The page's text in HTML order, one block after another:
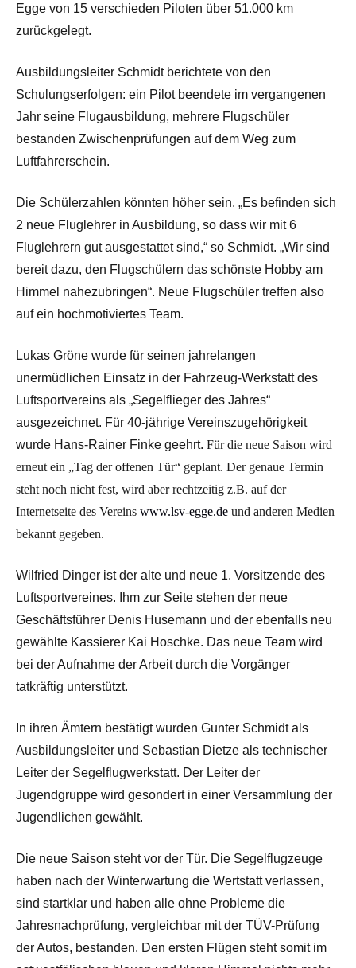
Egge von 15 verschieden Piloten über 51.000 km
zurückgelegt.
Ausbildungsleiter Schmidt berichtete von den
Schulungserfolgen: ein Pilot beendete im vergangenen
Jahr seine Flugausbildung, mehrere Flugschüler
bestanden Zwischenprüfungen auf dem Weg zum
Luftfahrerschein.
Die Schülerzahlen könnten höher sein. „Es befinden sich
2 neue Fluglehrer in Ausbildung, so dass wir mit 6
Fluglehrern gut ausgestattet sind,“ so Schmidt. „Wir sind
bereit dazu, den Flugschülern das schönste Hobby am
Himmel nahezubringen“. Neue Flugschüler treffen also
auf ein hochmotiviertes Team.
Lukas Gröne wurde für seinen jahrelangen
unermüdlichen Einsatz in der Fahrzeug-Werkstatt des
Luftsportvereins als „Segelflieger des Jahres“
ausgezeichnet. Für 40-jährige Vereinszugehörigkeit
wurde Hans-Rainer Finke geehrt. Für die neue Saison wird
erneut ein „Tag der offenen Tür“ geplant. Der genaue Termin
steht noch nicht fest, wird aber rechtzeitig z.B. auf der
Internetseite des Vereins www.lsv-egge.de und anderen Medien
bekannt gegeben.
Wilfried Dinger ist der alte und neue 1. Vorsitzende des
Luftsportvereines. Ihm zur Seite stehen der neue
Geschäftsführer Denis Husemann und der ebenfalls neu
gewählte Kassierer Kai Hoschke. Das neue Team wird
bei der Aufnahme der Arbeit durch die Vorgänger
tatkräftig unterstützt.
In ihren Ämtern bestätigt wurden Gunter Schmidt als
Ausbildungsleiter und Sebastian Dietze als technischer
Leiter der Segelflugwerkstatt. Der Leiter der
Jugendgruppe wird gesondert in einer Versammlung der
Jugendlichen gewählt.
Die neue Saison steht vor der Tür. Die Segelflugzeuge
haben nach der Winterwartung die Wertstatt verlassen,
sind startklar und haben alle ohne Probleme die
Jahresnachprüfung, vergleichbar mit der TÜV-Prüfung
der Autos, bestanden. Den ersten Flügen steht somit im